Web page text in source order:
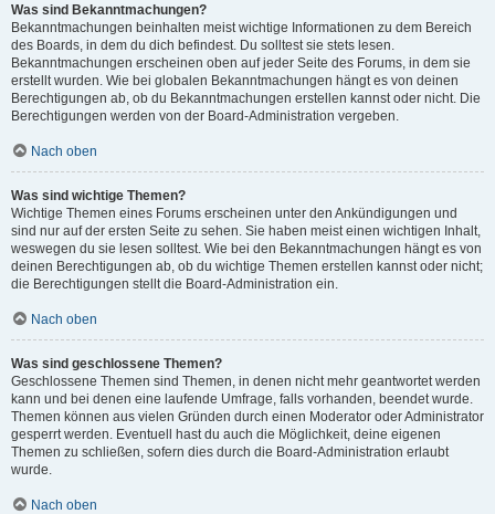
Was sind Bekanntmachungen?
Bekanntmachungen beinhalten meist wichtige Informationen zu dem Bereich
des Boards, in dem du dich befindest. Du solltest sie stets lesen.
Bekanntmachungen erscheinen oben auf jeder Seite des Forums, in dem sie
erstellt wurden. Wie bei globalen Bekanntmachungen hängt es von deinen
Berechtigungen ab, ob du Bekanntmachungen erstellen kannst oder nicht. Die
Berechtigungen werden von der Board-Administration vergeben.
Nach oben
Was sind wichtige Themen?
Wichtige Themen eines Forums erscheinen unter den Ankündigungen und
sind nur auf der ersten Seite zu sehen. Sie haben meist einen wichtigen Inhalt,
weswegen du sie lesen solltest. Wie bei den Bekanntmachungen hängt es von
deinen Berechtigungen ab, ob du wichtige Themen erstellen kannst oder nicht;
die Berechtigungen stellt die Board-Administration ein.
Nach oben
Was sind geschlossene Themen?
Geschlossene Themen sind Themen, in denen nicht mehr geantwortet werden
kann und bei denen eine laufende Umfrage, falls vorhanden, beendet wurde.
Themen können aus vielen Gründen durch einen Moderator oder Administrator
gesperrt werden. Eventuell hast du auch die Möglichkeit, deine eigenen
Themen zu schließen, sofern dies durch die Board-Administration erlaubt
wurde.
Nach oben